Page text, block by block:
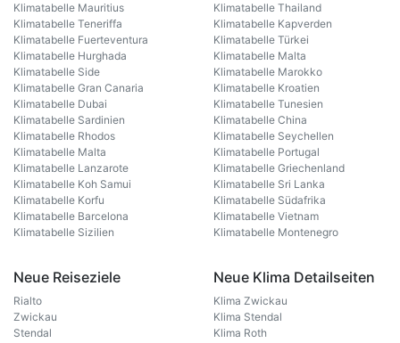
Klimatabelle Mauritius
Klimatabelle Teneriffa
Klimatabelle Fuerteventura
Klimatabelle Hurghada
Klimatabelle Side
Klimatabelle Gran Canaria
Klimatabelle Dubai
Klimatabelle Sardinien
Klimatabelle Rhodos
Klimatabelle Malta
Klimatabelle Lanzarote
Klimatabelle Koh Samui
Klimatabelle Korfu
Klimatabelle Barcelona
Klimatabelle Sizilien
Klimatabelle Thailand
Klimatabelle Kapverden
Klimatabelle Türkei
Klimatabelle Malta
Klimatabelle Marokko
Klimatabelle Kroatien
Klimatabelle Tunesien
Klimatabelle China
Klimatabelle Seychellen
Klimatabelle Portugal
Klimatabelle Griechenland
Klimatabelle Sri Lanka
Klimatabelle Südafrika
Klimatabelle Vietnam
Klimatabelle Montenegro
Neue Reiseziele
Rialto
Zwickau
Stendal
Neue Klima Detailseiten
Klima Zwickau
Klima Stendal
Klima Roth